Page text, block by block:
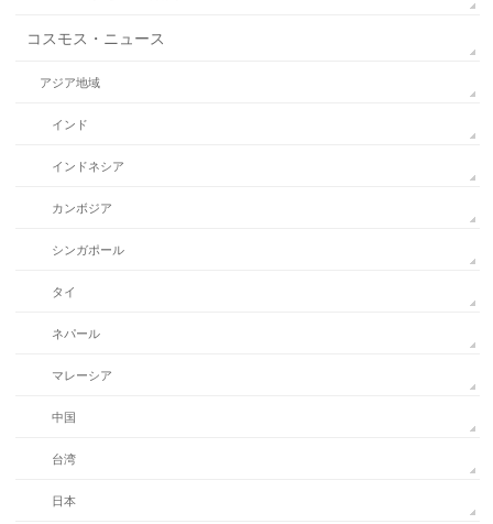
コスモス・ニュース
アジア地域
インド
インドネシア
カンボジア
シンガポール
タイ
ネパール
マレーシア
中国
台湾
日本